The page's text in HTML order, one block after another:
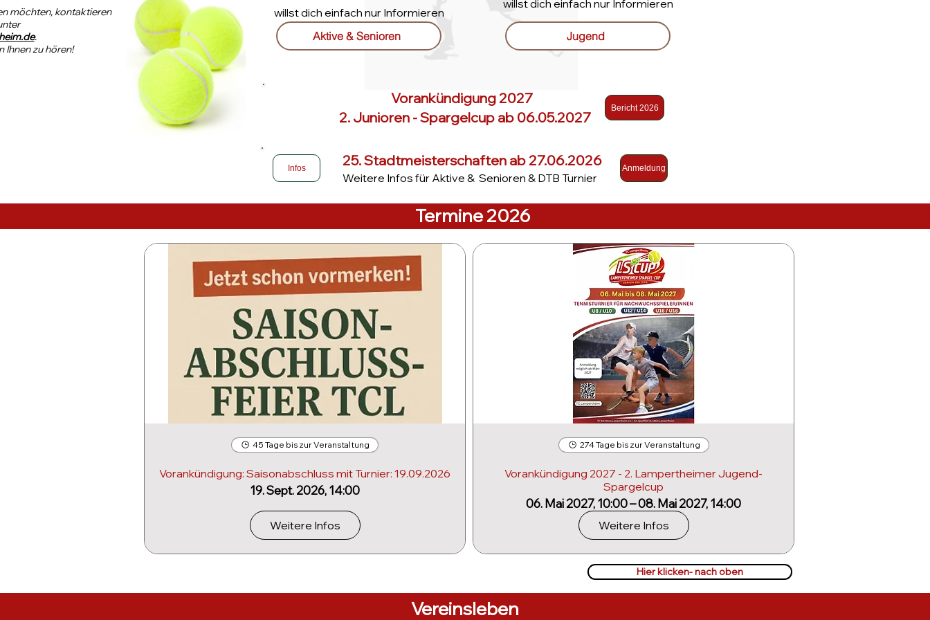
möchten, kontaktieren
.
Ihnen zu hören!
willst dich einfach nur Informieren
Aktive & Senioren
willst dich einfach nur Informieren
Jugend
Vorankündigung 2027
2. Junioren - Spargelcup ab 06.05.2027
Bericht 2026
25. Stadtmeisterschaften ab 27.06.2026
Weitere Infos für Aktive & Senioren & DTB Turnier
Anmeldung
Infos
Termine 2026
45 Tage bis zur Veranstaltung
Vorankündigung: Saisonabschluss mit Turnier: 19.09.2026
19. Sept. 2026, 14:00
Weitere Infos
274 Tage bis zur Veranstaltung
Vorankündigung 2027 - 2. Lampertheimer Jugend-
Spargelcup
06. Mai 2027, 10:00 – 08. Mai 2027, 14:00
Weitere Infos
Hier klicken- nach oben
Vereinsleben​